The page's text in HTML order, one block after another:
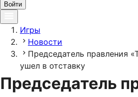
Войти
Игры
Новости
Председатель правления
ушел в отставку
Председатель